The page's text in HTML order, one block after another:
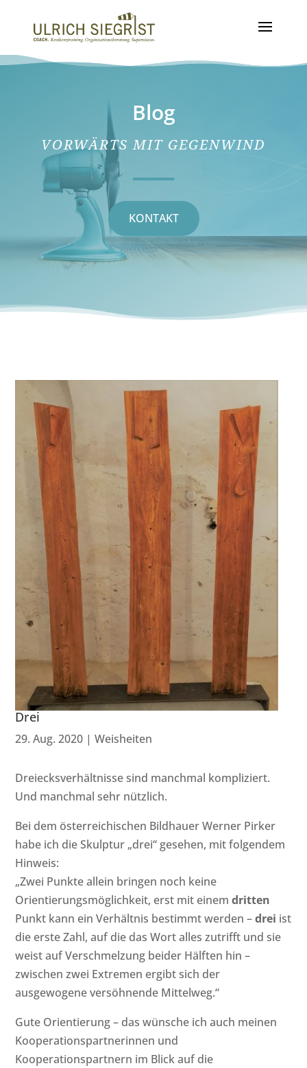
Blog
VORWÄRTS MIT GEGENWIND
KONTAKT
Drei
29. Aug. 2020 |Weisheiten
Dreiecksverhältnisse sind manchmal kompliziert.
Und manchmal sehr nützlich.
Bei dem österreichischen Bildhauer Werner Pirker
habe ich die Skulptur „drei“ gesehen, mit folgendem
Hinweis:
„Zwei Punkte allein bringen noch keine
Orientierungsmöglichkeit, erst mit einemdritten
Punkt kann ein Verhältnis bestimmt werden –drei ist
die erste Zahl, auf die das Wort alles zutrifft und sie
weist auf Verschmelzung beider Hälften hin –
zwischen zwei Extremen ergibt sich der
ausgewogene versöhnende Mittelweg.“
Gute Orientierung – das wünsche ich auch meinen
Kooperationspartnerinnen und
Kooperationspartnern im Blick auf die